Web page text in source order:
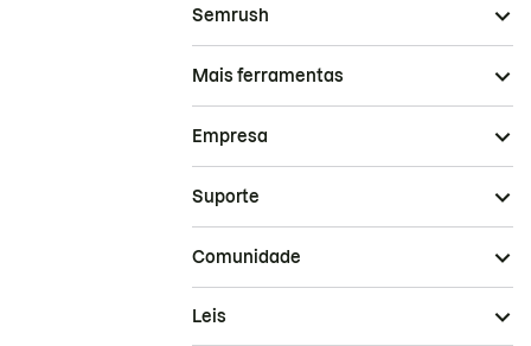
Semrush
Mais ferramentas
Empresa
Suporte
Comunidade
Leis